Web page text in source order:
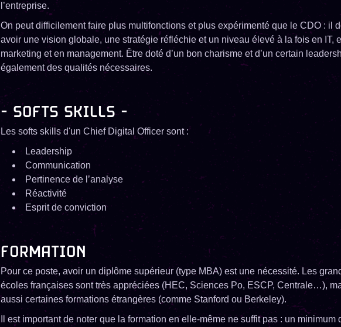
l’entreprise.
On peut difficilement faire plus multifonctions et plus expérimenté que le CDO : il
avoir une vision globale, une stratégie réfléchie et un niveau élevé à la fois en IT,
marketing et en management. Être doté d’un bon charisme et d’un certain
également des qualités nécessaires.
- SOFTS SKILLS -
Les softs skills d'un Chief Digital Officer sont :
Leadership
Communication
Pertinence de l’analyse
Réactivité
Esprit de conviction
FORMATION
Pour ce poste, avoir un diplôme supérieur (type MBA) est une nécessité. Les
écoles françaises sont très appréciées (HEC, Sciences Po, ESCP, Centrale…),
aussi certaines formations étrangères (comme Stanford ou Berkeley).
Il est important de noter que la formation en elle-même ne suffit pas : un minimum